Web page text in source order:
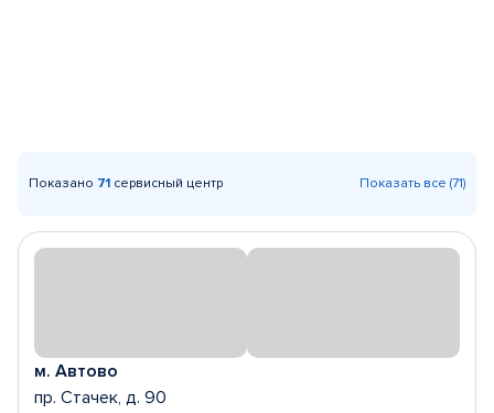
Показано 71 сервисный центр Показать все (71)
м. Автово
пр. Стачек, д. 90